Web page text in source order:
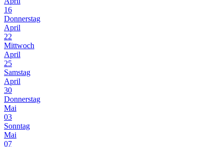
16
Donnerstag
April
22
Mittwoch
April
25
Samstag
April
30
Donnerstag
Mai
03
Sonntag
Mai
07